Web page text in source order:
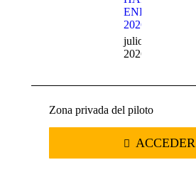
ENDURO
2026
julio 22,
2026
Zona privada del piloto
ACCEDER